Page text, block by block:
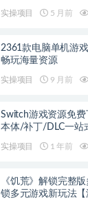
实操项目 5 月前
2361款电脑单机游
畅玩海量资源
实操项目 9 月前
Switch游戏资源免
本体/补丁/DLC一站
实操项目 1 年前
《饥荒》解锁完整
锁多元游戏新玩法【